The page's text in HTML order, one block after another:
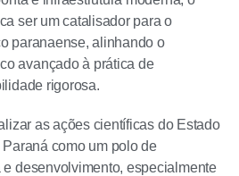
ser um catalisador para o
paranaense, alinhando o
avançado à prática de
rigorosa.
as ações científicas do Estado
como um polo de
desenvolvimento, especialmente